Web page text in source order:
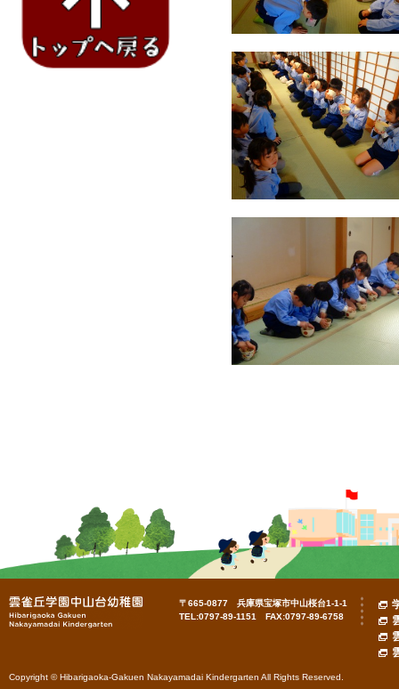
〒665-0877 兵庫県宝塚市中山桜台1-1-1
TEL:0797-89-1151 FAX:0797-89-6758
Copyright © Hibarigaoka-Gakuen Nakayamadai Kindergarten All Rights Reserved.